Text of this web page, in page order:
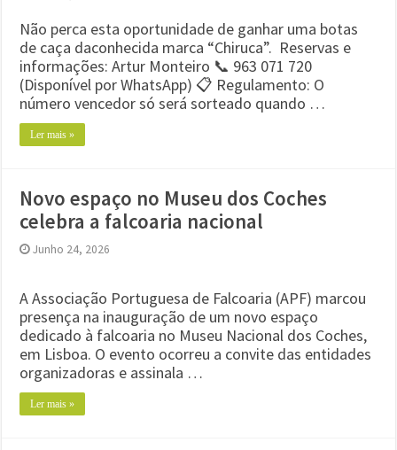
Não perca esta oportunidade de ganhar uma botas
de caça daconhecida marca “Chiruca”. Reservas e
informações: Artur Monteiro 📞 963 071 720
(Disponível por WhatsApp) 📋 Regulamento: O
número vencedor só será sorteado quando …
Ler mais »
Novo espaço no Museu dos Coches
celebra a falcoaria nacional
Junho 24, 2026
A Associação Portuguesa de Falcoaria (APF) marcou
presença na inauguração de um novo espaço
dedicado à falcoaria no Museu Nacional dos Coches,
em Lisboa. O evento ocorreu a convite das entidades
organizadoras e assinala …
Ler mais »